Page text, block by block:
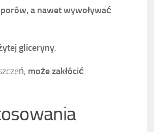
a nawet wywoływać
gliceryny.
może zakłócić